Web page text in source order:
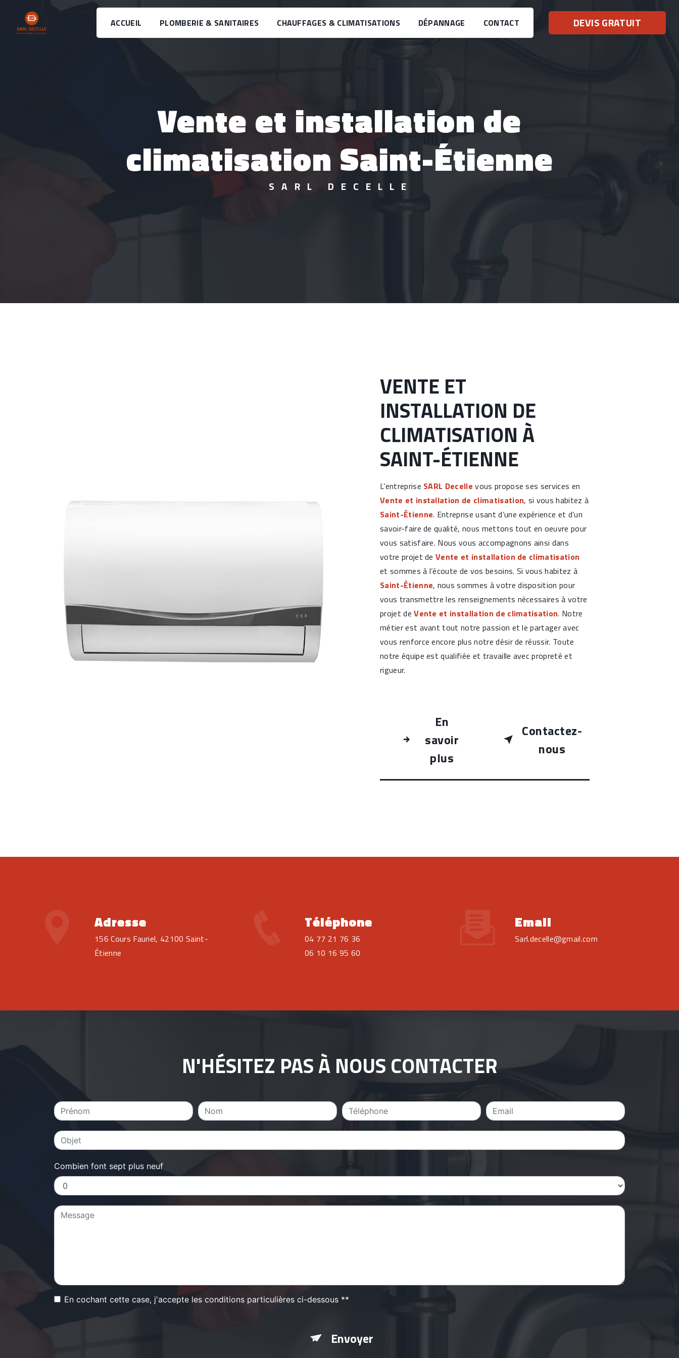
ACCUEIL PLOMBERIE & SANITAIRES CHAUFFAGES & CLIMATISATIONS DÉPANNAGE CONTACT DEVIS GRATUIT
Vente et installation de
climatisation Saint-Étienne
SARL DECELLE
VENTE ET
INSTALLATION DE
CLIMATISATION À
SAINT-ÉTIENNE
L’entreprise SARL Decelle vous propose ses services en
Vente et installation de climatisation, si vous habitez à
Saint-Étienne. Entreprise usant d’une expérience et d’un
savoir-faire de qualité, nous mettons tout en oeuvre pour
vous satisfaire. Nous vous accompagnons ainsi dans
votre projet deVente et installation de climatisation
et sommes à l’écoute de vos besoins. Si vous habitez à
Saint-Étienne, nous sommes à votre disposition pour
vous transmettre les renseignements nécessaires à votre
projet deVente et installation de climatisation. Notre
métier est avant tout notre passion et le partager avec
vous renforce encore plus notre désir de réussir. Toute
notre équipe est qualifiée et travaille avec propreté et
rigueur.
En
savoir
plus
Contactez-
nous
Adresse
156 Cours Fauriel, 42100 Saint-
Étienne
Téléphone
04 77 21 76 36
06 10 16 95 60
Email
sarl.decelle@gmail.com
N'HÉSITEZ PAS À NOUS CONTACTER
Combien font sept plus neuf
En cochant cette case, j'accepte les conditions particulières ci-dessous **
Envoyer
Panneau de gestion des cookies